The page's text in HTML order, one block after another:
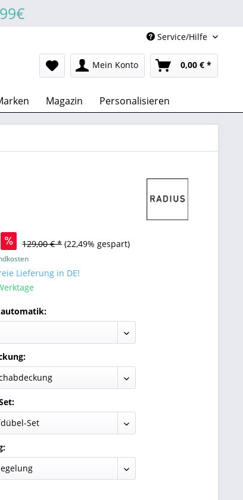
Service/Hilfe
Mein Konto 0,00 € *
Magazin Personalisieren
129,00 € * (22,49% gespart)
Lieferung in DE!